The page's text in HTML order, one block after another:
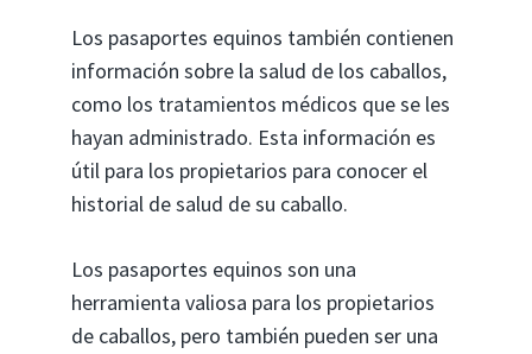
Los pasaportes equinos también contienen
información sobre la salud de los caballos,
como los tratamientos médicos que se les
hayan administrado. Esta información es
útil para los propietarios para conocer el
historial de salud de su caballo.
Los pasaportes equinos son una
herramienta valiosa para los propietarios
de caballos, pero también pueden ser una